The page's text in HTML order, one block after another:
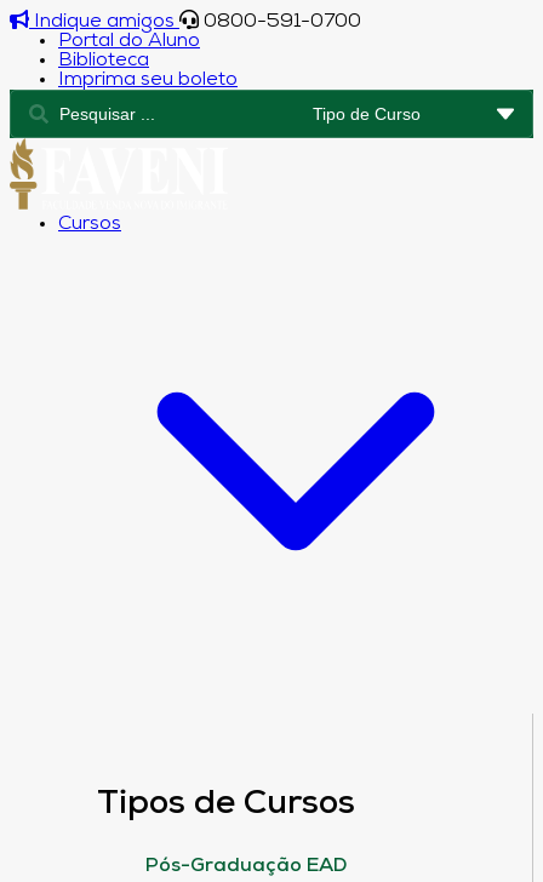
Indique amigos
0800-591-0700
Portal do Aluno
Biblioteca
Imprima seu boleto
Cursos
Tipos de Cursos
Pós-Graduação EAD